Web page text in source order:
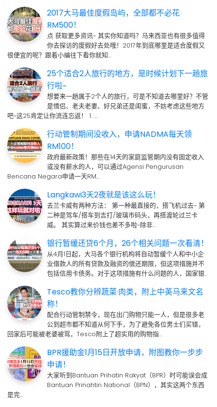
2017大马最佳度假岛屿，全部都不必花
RM500！
点 获取更多资讯~ 其实你知道吗？马来西亚也有很多值得
你去探访的度假好去处哦！2017年到底哪里是适合度假又
很便宜的呢？跟着小编往下看你就知…
25个适合2人旅行的地方，是时候计划下一趟旅
行啦~
想要来一趟属于2个人的旅行，可是不知道去哪里好？不管
是情侣、老夫老妻、好兄弟还是闺蜜，不妨考虑这些地方
吧~这25肯定让你流连忘返！ 1. …
行动管制期间没收入，申请NADMA每天领
RM100！
政府最新政策！那些在14天的家庭监管期内没有固定收入
或没有薪水的人，可以通过Agensi Pengurusan
Bencana Negara申请一天RM…
Langkawi3天2夜就是该这么玩！
去兰卡威有两种方法： 第一种最直接的，搭飞机过去~ 第
二种是驾车/搭车到吉打/玻璃市码头，再搭渡轮过兰卡
威。 其实算过来价钱也差不多啦~除非…
银行暂缓还贷6个月，26个相关问题一次看清！
从4月1日起，大马各个银行机构将自动暂缓个人和中小企
业借款人的所有贷款及融资的偿还期限，但这项措施并不
包括信用卡债务。对于这项措施有什么问题的人，国家银…
Tesco教你分辨蔬菜·肉类，附上中英马来文名
称！
配合行动管制禁令，现在出门购物只能一人，但是很多老
公到超市都不知道从何下手，为了避免各位男士们买错，
回家后可能被老婆被骂，Tesco附上了超实用的购物指…
BPR援助金1月15日开放申请，附图教你一步步
申请！
大家听到Bantuan Prihatin Rakyat（BPR）时可能误会成
Bantuan Prinahtin National（BPN），其实这两个东西
是完…